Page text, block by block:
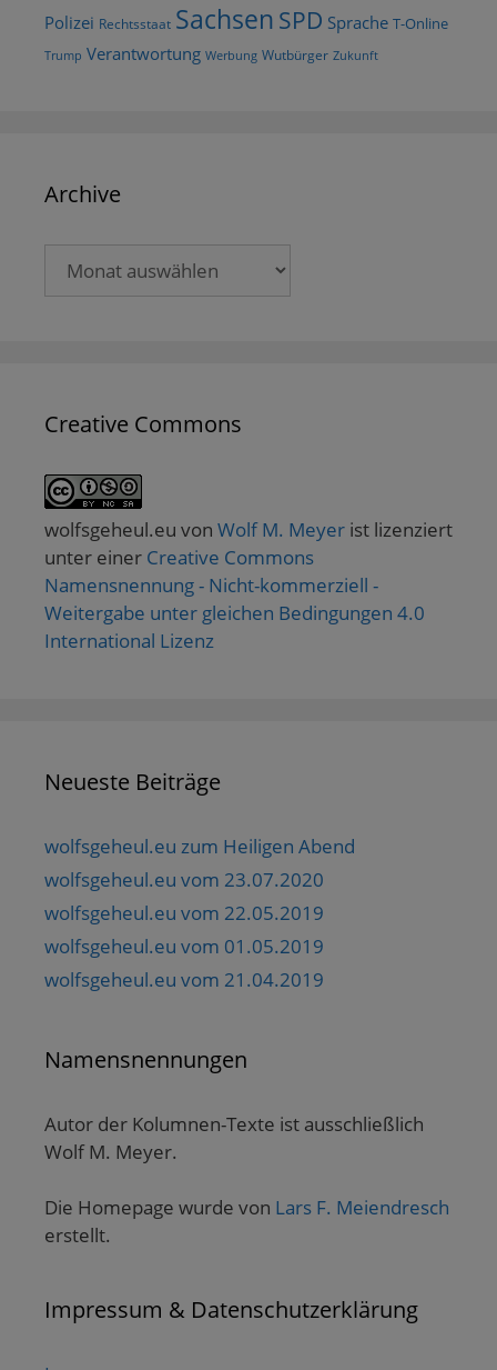
Polizei Rechtsstaat Sachsen SPD Sprache T-Online
Trump Verantwortung Werbung Wutbürger Zukunft
Archive
Creative Commons
wolfsgeheul.eu von Wolf M. Meyer ist lizenziert
unter einer Creative Commons
Namensnennung - Nicht-kommerziell -
Weitergabe unter gleichen Bedingungen 4.0
International Lizenz
Neueste Beiträge
wolfsgeheul.eu zum Heiligen Abend
wolfsgeheul.eu vom 23.07.2020
wolfsgeheul.eu vom 22.05.2019
wolfsgeheul.eu vom 01.05.2019
wolfsgeheul.eu vom 21.04.2019
Namensnennungen
Autor der Kolumnen-Texte ist ausschließlich
Wolf M. Meyer.
Die Homepage wurde von Lars F. Meiendresch
erstellt.
Impressum & Datenschutzerklärung